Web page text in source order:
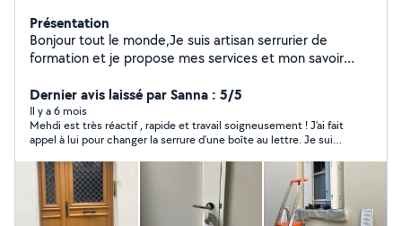
Présentation
Bonjour tout le monde,Je suis artisan serrurier de
formation et je propose mes services et mon savoir
également dans l'installation de serrures connectées. A
bientôt :-)
Dernier avis laissé par Sanna : 5/5
Il y a 6 mois
Mehdi est très réactif , rapide et travail soigneusement ! J’ai fait
appel à lui pour changer la serrure d’une boîte au lettre. Je suis